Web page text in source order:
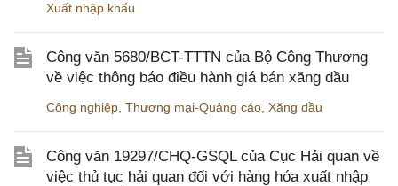
Xuất nhập khẩu
Công văn 5680/BCT-TTTN của Bộ Công Thương
về việc thông báo điều hành giá bán xăng dầu
Công nghiệp Thương mại-Quảng cáo Xăng dầu
Công văn 19297/CHQ-GSQL của Cục Hải quan về
việc thủ tục hải quan đối với hàng hóa xuất nhập